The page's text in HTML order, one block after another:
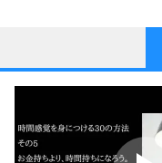
1
ス
他人
いっ
いら
プ
ポジ